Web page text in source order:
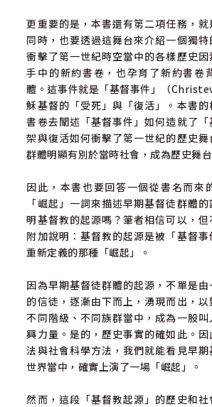
新約的信仰跳躍（一）：更劇烈的非暴
新約的信仰跳躍（二）：體現十字架的
第六章 參與轉化的另類社群299
「復活」觀念起源於「恩約」中的盼望
「復活」與「轉化」的關係／310
復活盼望與希臘哲學的對比／318
透過哲學觀念與技巧去建立群體／322
參與末世性爭戰的群體／328
「基督事件」是從外介入的轉化力量／
「基督的身體」是參與末世轉化的另類
參考書目／349
更重要的是，本書還有第二項任務，
同時，也要透過這舞台來介紹一個獨
衝擊了第一世紀時空當中的各樣歷史
手中的新約書卷，也孕育了新約書卷
體。這事件就是「基督事件」（
穌基督的「受死」與「復活」。本書
書卷去闡述「基督事件」如何造就了
架與復活如何衝擊了第一世紀的歷史
群體明顯有別於當時社會，成為歷史舞
因此，本書也要回答一個從書名而來
「崛起」一詞來描述早期基督徒群體
明基督教的起源嗎？筆者相信可以，
附加說明：基督教的起源是被「基督事
重新定義的那種「崛起」。
因為早期基督徒群體的起源，不單是
的信徒，逐漸由下而上，湧現而出，
不同階級、不同族群當中，成為一股
興力量。是的，歷史事實的確如此。
法與社會科學方法，我們就能看見早
世界當中，確實上演了一場「崛起」。
然而，這段「基督教起源」的歷史和